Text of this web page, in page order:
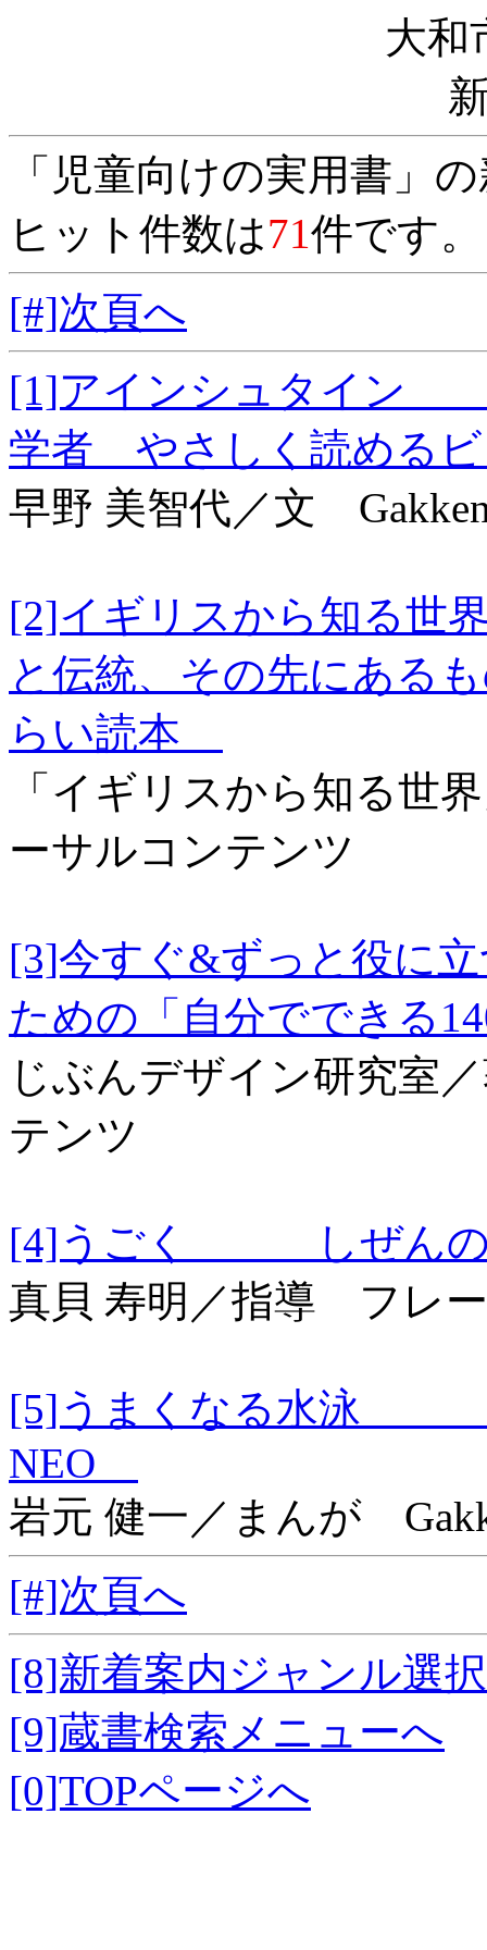
大和
「児童向けの実用書」
ヒット件数は71件です
[#]次頁へ
[1]アインシュタイン
学者 やさしく読める
早野 美智代／文
[2]イギリスから知る
と伝統、その先にある
らい読本
「イギリスから知る世
ーサルコンテンツ
[3]今すぐ&ずっと役に
ための「自分ででき
じぶんデザイン研究室
テンツ
[4]うごく しぜんの
真貝 寿明／指導 フレ
[5]うまくなる水泳
NEO
岩元 健一／まんが
[#]次頁へ
[8]新着案内ジャンル選
[9]蔵書検索メニューへ
[0]TOPページへ